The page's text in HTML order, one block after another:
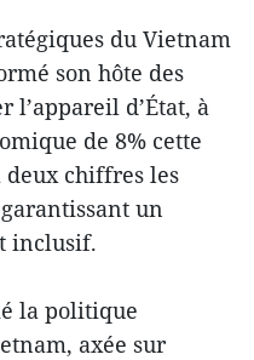
du Vietnam
son hôte des
d’État, à
de 8% cette
deux chiffres les
un
inclusif.
la politique
axée sur